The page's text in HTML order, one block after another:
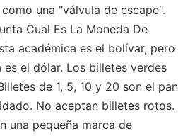
una "válvula de escape".
Cual Es La Moneda De
académica es el bolívar, pero
el dólar. Los billetes verdes
de 1, 5, 10 y 20 son el pan
No aceptan billetes rotos.
una pequeña marca de